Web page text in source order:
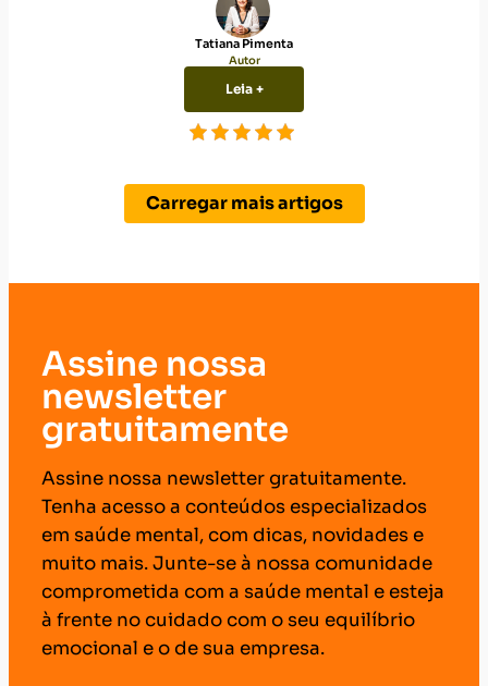
Tatiana Pimenta
Autor
Leia +
Carregar mais artigos
Assine nossa
newsletter
gratuitamente
Assine nossa newsletter gratuitamente.
Tenha acesso a conteúdos especializados
em saúde mental, com dicas, novidades e
muito mais. Junte-se à nossa comunidade
comprometida com a saúde mental e esteja
à frente no cuidado com o seu equilíbrio
emocional e o de sua empresa.